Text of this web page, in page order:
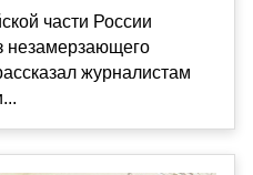
части России
незамерзающего
журналистам